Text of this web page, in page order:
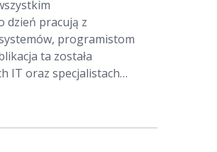
dzień pracują z
programistom
ta została
IT oraz specjalistach
praktycznych